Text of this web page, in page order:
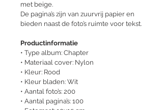
met beige.
De pagina’s zijn van zuurvrij papier en
bieden naast de foto’s ruimte voor tekst.
Productinformatie
• Type album: Chapter
• Materiaal cover: Nylon
• Kleur: Rood
• Kleur bladen: Wit
• Aantal foto’s: 200
• Aantal pagina’s: 100